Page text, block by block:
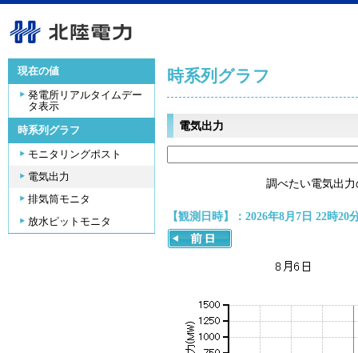
現在の値
発電所リアルタイムデー
タ表示
時系列グラフ
モニタリングポスト
電気出力
排気筒モニタ
放水ピットモニタ
時系列グラフ
電気出力
調べたい電気出
【観測日時】：2026年8月7日 22時20